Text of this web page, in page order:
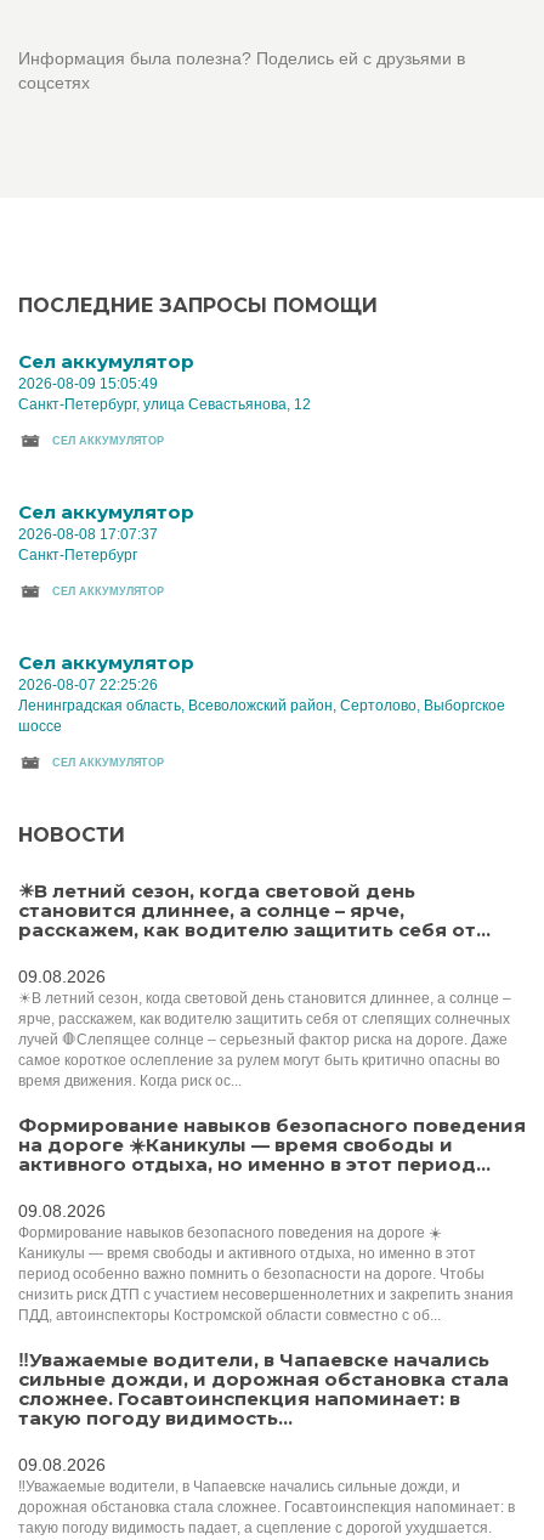
Информация была полезна? Поделись ей с друзьями в
соцсетях
ПОСЛЕДНИЕ ЗАПРОСЫ ПОМОЩИ
Cел аккумулятор
2026-08-09 15:05:49
Санкт-Петербург, улица Севастьянова, 12
CЕЛ АККУМУЛЯТОР
Cел аккумулятор
2026-08-08 17:07:37
Санкт-Петербург
CЕЛ АККУМУЛЯТОР
Cел аккумулятор
2026-08-07 22:25:26
Ленинградская область, Всеволожский район, Сертолово, Выборгское
шоссе
CЕЛ АККУМУЛЯТОР
НОВОСТИ
☀В летний сезон, когда световой день
становится длиннее, а солнце – ярче,
расскажем, как водителю защитить себя от...
09.08.2026
☀В летний сезон, когда световой день становится длиннее, а солнце –
ярче, расскажем, как водителю защитить себя от слепящих солнечных
лучей 🛑Слепящее солнце – серьезный фактор риска на дороге. Даже
самое короткое ослепление за рулем могут быть критично опасны во
время движения. Когда риск ос...
Формирование навыков безопасного поведения
на дороге ☀️Каникулы — время свободы и
активного отдыха, но именно в этот период...
09.08.2026
Формирование навыков безопасного поведения на дороге ☀️
Каникулы — время свободы и активного отдыха, но именно в этот
период особенно важно помнить о безопасности на дороге. Чтобы
снизить риск ДТП с участием несовершеннолетних и закрепить знания
ПДД, автоинспекторы Костромской области совместно с об...
‼️Уважаемые водители, в Чапаевске начались
сильные дожди, и дорожная обстановка стала
сложнее. Госавтоинспекция напоминает: в
такую погоду видимость...
09.08.2026
‼️Уважаемые водители, в Чапаевске начались сильные дожди, и
дорожная обстановка стала сложнее. Госавтоинспекция напоминает: в
такую погоду видимость падает, а сцепление с дорогой ухудшается.